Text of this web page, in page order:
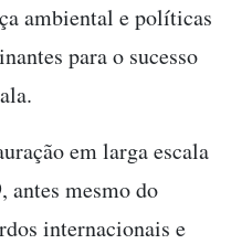
ambiental e políticas
para o sucesso
em larga escala
antes mesmo do
internacionais e